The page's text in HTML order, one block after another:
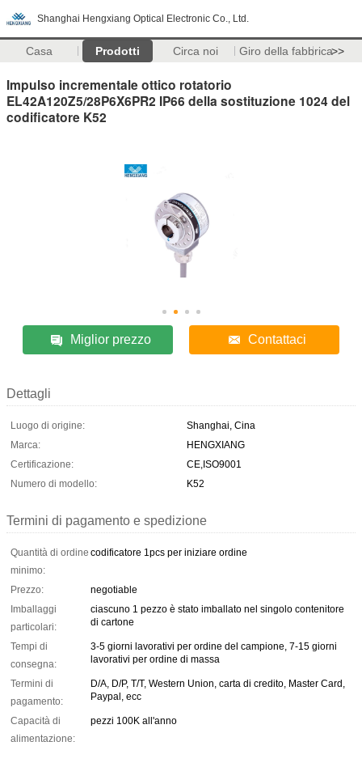
Shanghai Hengxiang Optical Electronic Co., Ltd.
Casa Prodotti Circa noi Giro della fabbrica>>
Impulso incrementale ottico rotatorio
EL42A120Z5/28P6X6PR2 IP66 della sostituzione 1024 del
codificatore K52
Miglior prezzo Contattaci
Dettagli
Luogo di origine:
Shanghai, Cina
Marca:
HENGXIANG
Certificazione:
CE,ISO9001
Numero di modello:
K52
Termini di pagamento e spedizione
Quantità di ordine
minimo:
codificatore 1pcs per iniziare ordine
Prezzo:
negotiable
Imballaggi
particolari:
ciascuno 1 pezzo è stato imballato nel singolo contenitore
di cartone
Tempi di
consegna:
3-5 giorni lavorativi per ordine del campione, 7-15 giorni
lavorativi per ordine di massa
Termini di
pagamento:
D/A, D/P, T/T, Western Union, carta di credito, Master Card,
Paypal, ecc
Capacità di
alimentazione:
pezzi 100K all'anno